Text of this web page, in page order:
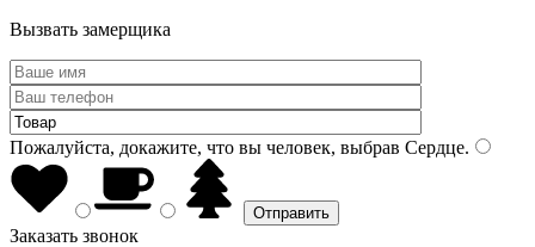
Вызвать замерщика
Пожалуйста, докажите, что вы человек, выбрав Сердце.
Заказать звонок